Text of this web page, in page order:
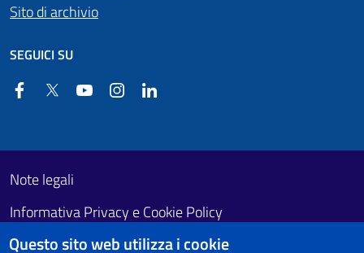
Sito di archivio
SEGUICI SU
FacebookTwitter YouTube Instagram
Footer First
Useful links section
Note legali
Informativa Privacy e Cookie Policy
Obiettivi di accessibilità
Questo sito web utilizza i cookie